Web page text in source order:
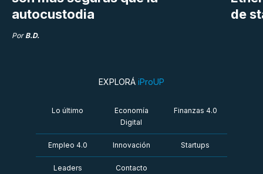
autocustodia
Por B.D.
de
EXPLORÁ iProUP
Lo último
Economía
Digital
Finanzas 4.0
Empleo 4.0 Innovación Startups
Leaders Contacto